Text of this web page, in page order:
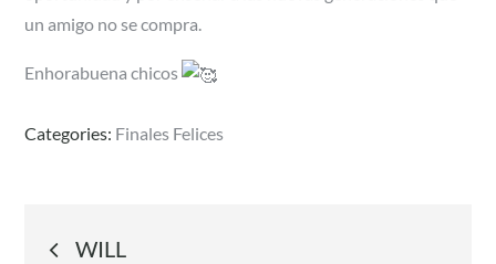
un amigo no se compra.
Enhorabuena chicos
Categories: Finales Felices
Navegación
WILL